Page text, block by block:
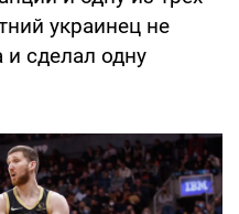
украинец не
сделал одну